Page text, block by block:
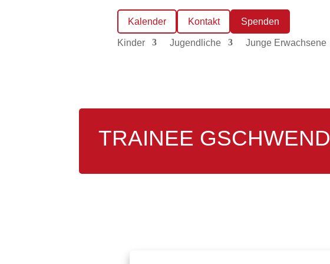
Kalender Kontakt
Spenden
Kinder
Jugendliche Junge Erwachsene
TRAINEE GSCHWEND